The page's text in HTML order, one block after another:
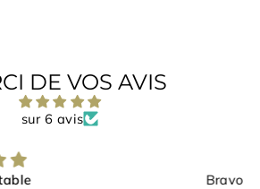
DE VOS AVIS
sur 6 avis
pour ce magnifique coussin.